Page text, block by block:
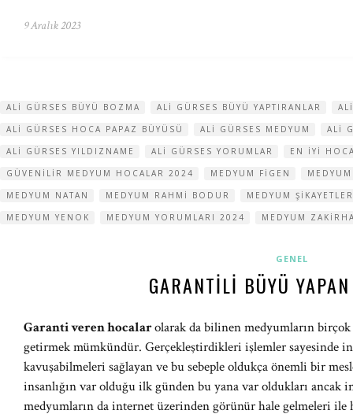
9 Aralık 2023
ALI GÜRSES BÜYÜ BOZMA ALI GÜRSES BÜYÜ YAPTIRANLAR
ALI GÜRSES HOCA PAPAZ BÜYÜSÜ
ALI GÜRSES MEDYUM
ALI
ALI GÜRSES YILDIZNAME
ALI GÜRSES YORUMLAR
EN IYI
GÜVENILIR MEDYUM HOCALAR 2024
MEDYUM FIGEN
MEDYUM NATAN
MEDYUM RAHMI BODUR
MEDYUM
MEDYUM YENOK
MEDYUM YORUMLARI 2024 MEDYUM
GENEL
GARANTILI BÜYÜ
Garanti veren hocalarolarak da bilinen medyumların
getirmek mümkündür. Gerçekleştirdikleri işlemler sayesinde
kavuşabilmeleri sağlayan ve bu sebeple oldukça önemli bir
insanlığın var olduğu ilk günden bu yana var oldukları ancak
medyumların da internet üzerinden görünür hale gelmeleri ile